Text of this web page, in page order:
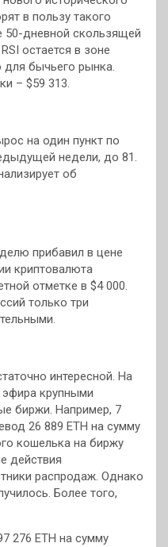
в пользу такого
50-дневной скользящей
остается в зоне
для бычьего рынка.
– $59 313.
на один пункт по
недели, до 81.
об
прибавил в цене
криптовалюта
отметке в $4 000.
только три
интересной. На
крупными
биржи. Например, 7
26 889 ETH на сумму
кошелька на биржу
действия
распродаж. Однако
Более того,
276 ETH на сумму